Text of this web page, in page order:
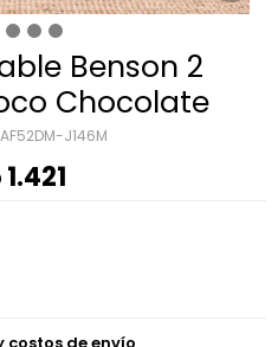
Benson 2
Chocolate
J146M
1.421